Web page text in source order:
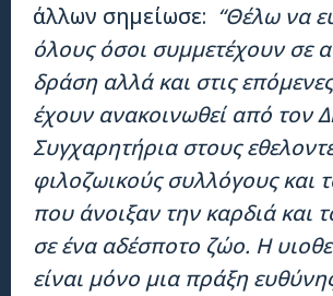
άλλων σημείωσε: “Θέλω να
όλους όσοι συμμετέχουν σε
δράση αλλά και στις
έχουν ανακοινωθεί από τον
Συγχαρητήρια στους
φιλοζωικούς συλλόγους και
που άνοιξαν την καρδιά και
σε ένα αδέσποτο ζώο. Η
είναι μόνο μια πράξη